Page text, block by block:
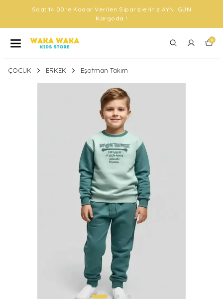
Saat 14:00 'e Kadar Verilen Siparişleriniz AYNI GÜN
Kargoda !
0
ÇOCUK ERKEK Eşofman Takım